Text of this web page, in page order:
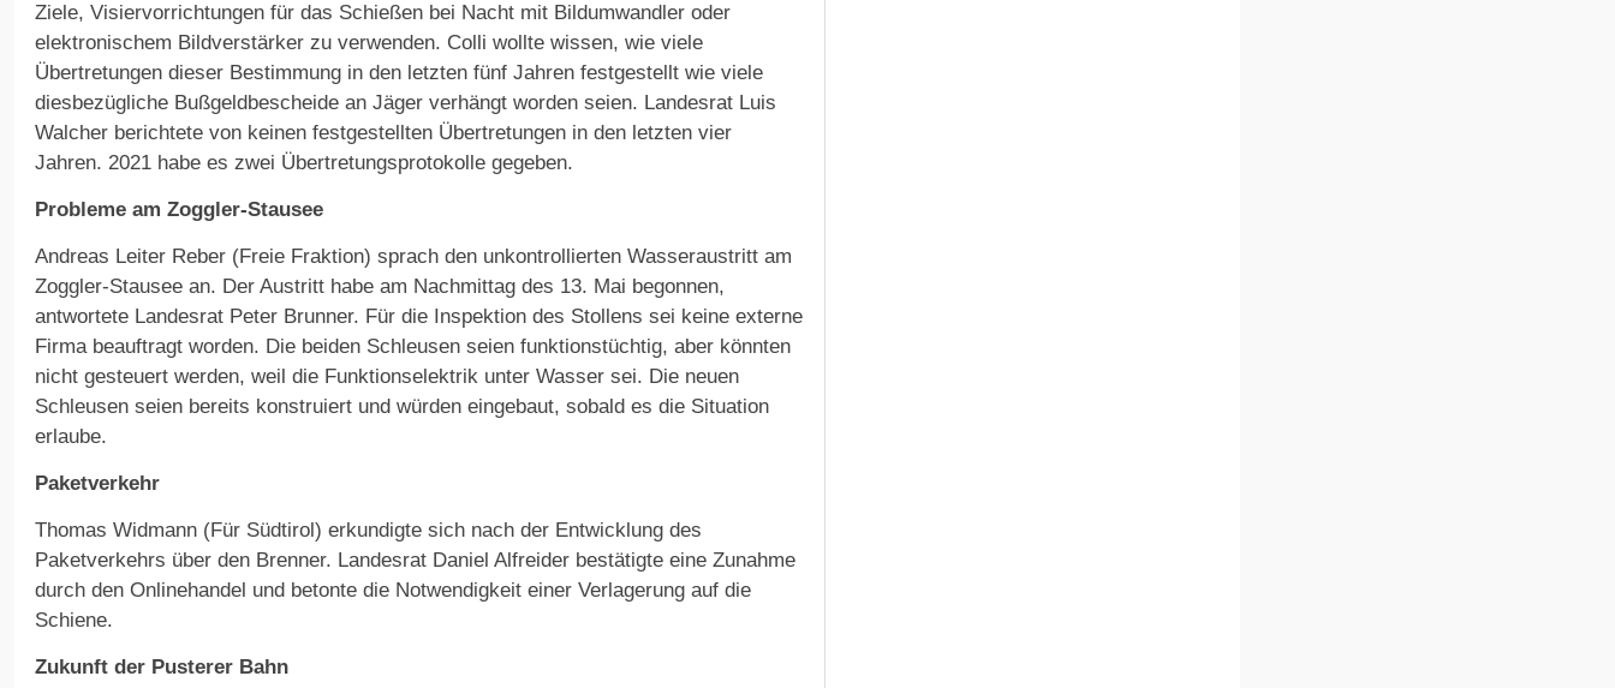
Ziele, Visiervorrichtungen für das Schießen bei Nacht mit Bildumwandler oder
elektronischem Bildverstärker zu verwenden. Colli wollte wissen, wie viele
Übertretungen dieser Bestimmung in den letzten fünf Jahren festgestellt wie viele
diesbezügliche Bußgeldbescheide an Jäger verhängt worden seien. Landesrat Luis
Walcher berichtete von keinen festgestellten Übertretungen in den letzten vier
Jahren. 2021 habe es zwei Übertretungsprotokolle gegeben.
Probleme am Zoggler-Stausee
Andreas Leiter Reber (Freie Fraktion) sprach den unkontrollierten Wasseraustritt am
Zoggler-Stausee an. Der Austritt habe am Nachmittag des 13. Mai begonnen,
antwortete Landesrat Peter Brunner. Für die Inspektion des Stollens sei keine externe
Firma beauftragt worden. Die beiden Schleusen seien funktionstüchtig, aber könnten
nicht gesteuert werden, weil die Funktionselektrik unter Wasser sei. Die neuen
Schleusen seien bereits konstruiert und würden eingebaut, sobald es die Situation
erlaube.
Paketverkehr
Thomas Widmann (Für Südtirol) erkundigte sich nach der Entwicklung des
Paketverkehrs über den Brenner. Landesrat Daniel Alfreider bestätigte eine Zunahme
durch den Onlinehandel und betonte die Notwendigkeit einer Verlagerung auf die
Schiene.
Zukunft der Pusterer Bahn